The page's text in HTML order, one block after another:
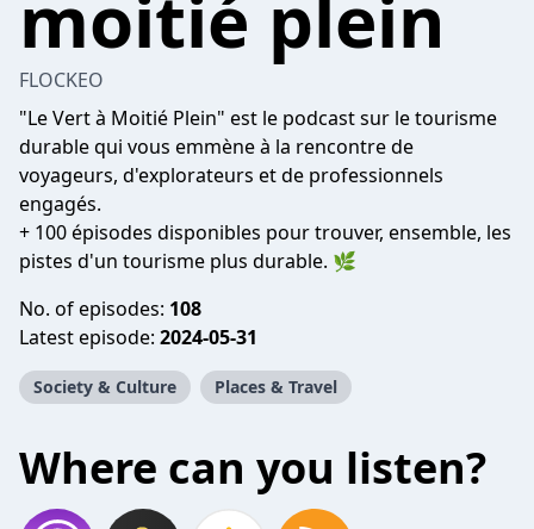
moitié plein
FLOCKEO
"Le Vert à Moitié Plein" est le podcast sur le tourisme
durable qui vous emmène à la rencontre de
voyageurs, d'explorateurs et de professionnels
engagés.
+ 100 épisodes disponibles pour trouver, ensemble, les
pistes d'un tourisme plus durable. 🌿
No. of episodes: 108
Latest episode: 2024-05-31
Society & Culture Places & Travel
Where can you listen?